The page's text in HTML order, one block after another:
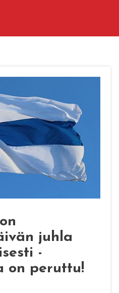
juhla
-
on peruttu!